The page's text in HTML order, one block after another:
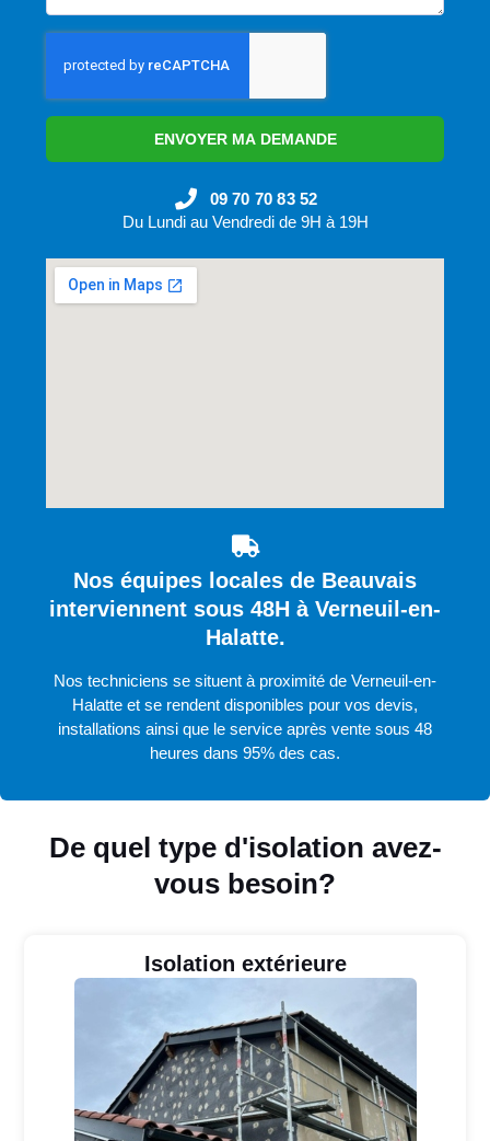
De quel type d'isolation avez-
vous besoin?
Isolation extérieure
ENVOYER MA DEMANDE
09 70 70 83 52
Du Lundi au Vendredi de 9H à 19H
Nos équipes locales de Beauvais
interviennent sous 48H à Verneuil-en-
Halatte.
Nos techniciens se situent à proximité de Verneuil-en-
Halatte et se rendent disponibles pour vos devis,
installations ainsi que le service après vente sous 48
heures dans 95% des cas.